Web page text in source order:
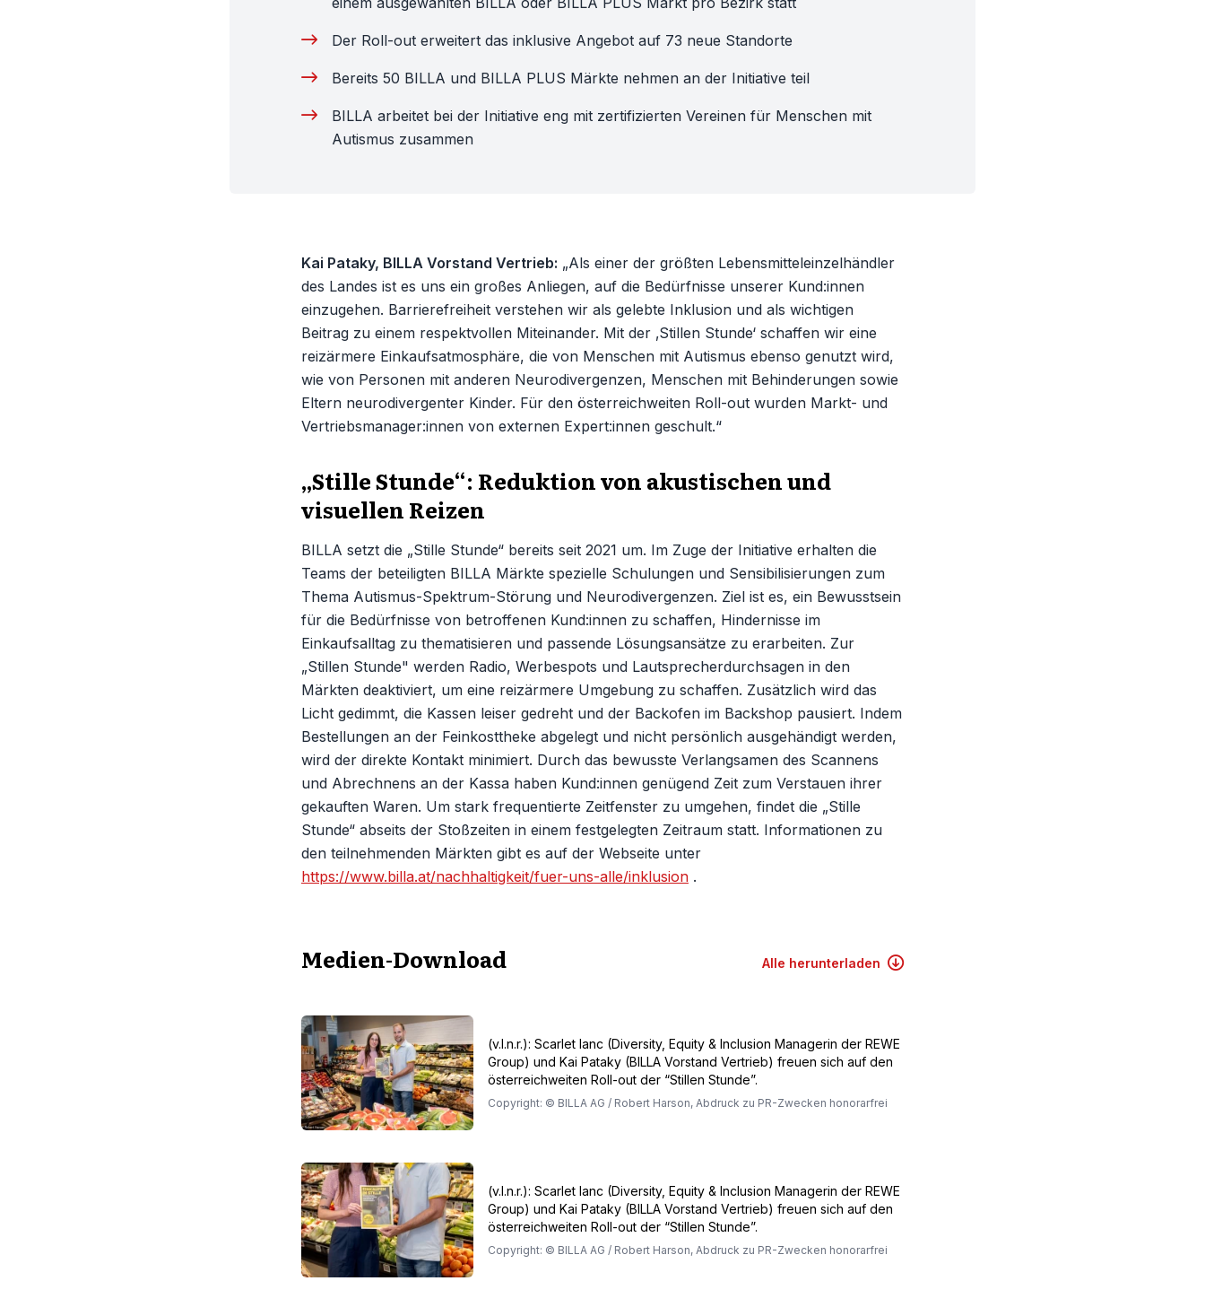
Der Roll-out erweitert das inklusive Angebot auf 73 neue Standorte
Bereits 50 BILLA und BILLA PLUS Märkte nehmen an der Initiative teil
BILLA arbeitet bei der Initiative eng mit zertifizierten Vereinen für Menschen mit
Autismus zusammen
Kai Pataky, BILLA Vorstand Vertrieb: „Als einer der größten Lebensmitteleinzelhändler
des Landes ist es uns ein großes Anliegen, auf die Bedürfnisse unserer Kund:innen
einzugehen. Barrierefreiheit verstehen wir als gelebte Inklusion und als wichtigen
Beitrag zu einem respektvollen Miteinander. Mit der ‚Stillen Stunde‘ schaffen wir eine
reizärmere Einkaufsatmosphäre, die von Menschen mit Autismus ebenso genutzt wird,
wie von Personen mit anderen Neurodivergenzen, Menschen mit Behinderungen sowie
Eltern neurodivergenter Kinder. Für den österreichweiten Roll-out wurden Markt- und
Vertriebsmanager:innen von externen Expert:innen geschult.“
„Stille Stunde“: Reduktion von akustischen und
visuellen Reizen
BILLA setzt die „Stille Stunde“ bereits seit 2021 um. Im Zuge der Initiative erhalten die
Teams der beteiligten BILLA Märkte spezielle Schulungen und Sensibilisierungen zum
Thema Autismus-Spektrum-Störung und Neurodivergenzen. Ziel ist es, ein Bewusstsein
für die Bedürfnisse von betroffenen Kund:innen zu schaffen, Hindernisse im
Einkaufsalltag zu thematisieren und passende Lösungsansätze zu erarbeiten. Zur
„Stillen Stunde" werden Radio, Werbespots und Lautsprecherdurchsagen in den
Märkten deaktiviert, um eine reizärmere Umgebung zu schaffen. Zusätzlich wird das
Licht gedimmt, die Kassen leiser gedreht und der Backofen im Backshop pausiert. Indem
Bestellungen an der Feinkosttheke abgelegt und nicht persönlich ausgehändigt werden,
wird der direkte Kontakt minimiert. Durch das bewusste Verlangsamen des Scannens
und Abrechnens an der Kassa haben Kund:innen genügend Zeit zum Verstauen ihrer
gekauften Waren. Um stark frequentierte Zeitfenster zu umgehen, findet die „Stille
Stunde“ abseits der Stoßzeiten in einem festgelegten Zeitraum statt. Informationen zu
den teilnehmenden Märkten gibt es auf der Webseite unter
https://www.billa.at/nachhaltigkeit/fuer-uns-alle/inklusion.
Medien-Download Alle herunterladen
(v.l.n.r.): Scarlet Ianc (Diversity, Equity & Inclusion Managerin der REWE
Group) und Kai Pataky (BILLA Vorstand Vertrieb) freuen sich auf den
österreichweiten Roll-out der “Stillen Stunde”.
Copyright: © BILLA AG / Robert Harson, Abdruck zu PR-Zwecken honorarfrei
(v.l.n.r.): Scarlet Ianc (Diversity, Equity & Inclusion Managerin der REWE
Group) und Kai Pataky (BILLA Vorstand Vertrieb) freuen sich auf den
österreichweiten Roll-out der “Stillen Stunde”.
Copyright: © BILLA AG / Robert Harson, Abdruck zu PR-Zwecken honorarfrei